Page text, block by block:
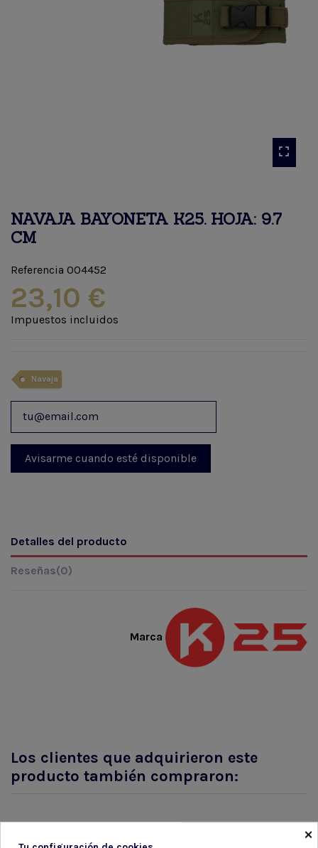
NAVAJA BAYONETA K25. HOJA: 9.7
CM
Referencia 004452
23,10 €
Impuestos incluidos
Navaja
Detalles del producto
Reseñas(0)
Marca
Los clientes que adquirieron este
producto también compraron:
×